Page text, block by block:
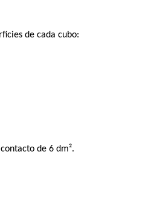
de cada cubo:
de 6 dm².